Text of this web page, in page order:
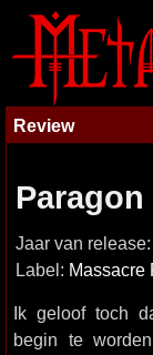
Review
Jaar van release:
Label: Massacre
Ik geloof toch
begin te